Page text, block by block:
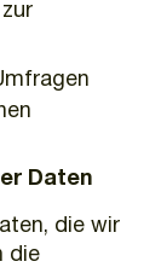
Daten
die wir
die